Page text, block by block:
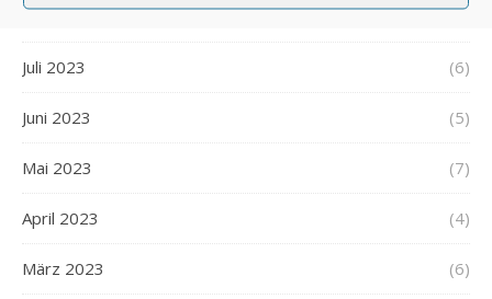
August 2023 (6)
Juli 2023 (6)
Juni 2023 (5)
Mai 2023 (7)
April 2023 (4)
März 2023 (6)